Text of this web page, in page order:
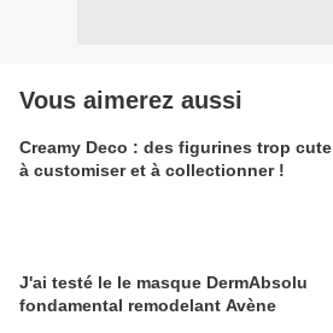
Vous aimerez aussi
Creamy Deco : des figurines trop cute
à customiser et à collectionner !
J'ai testé le le masque DermAbsolu
fondamental remodelant Avène